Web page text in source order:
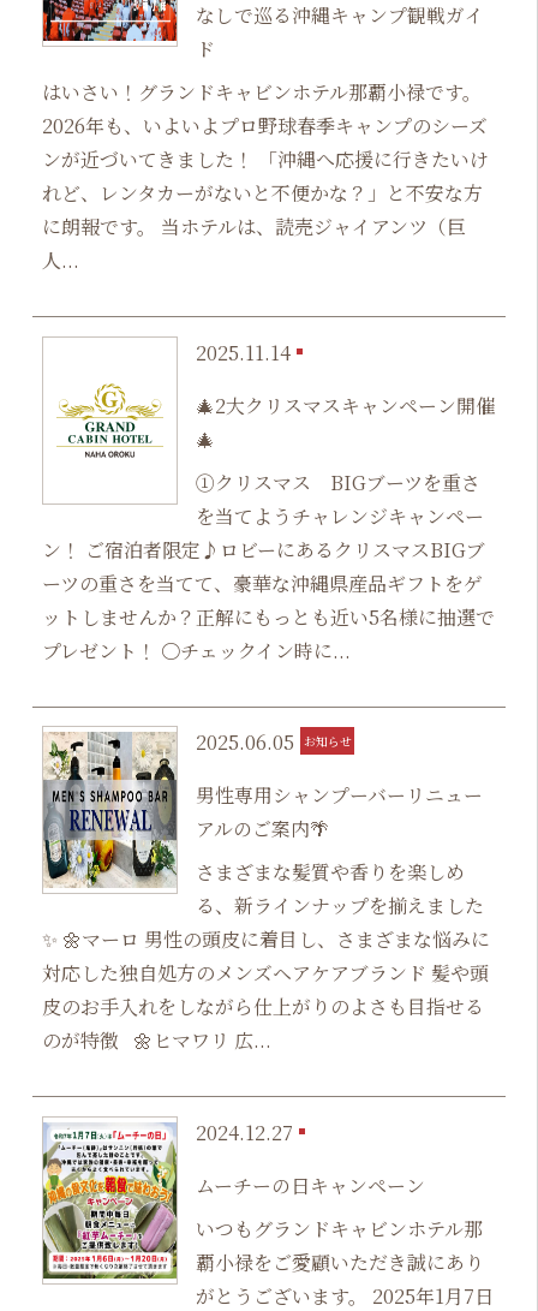
なしで巡る沖縄キャンプ観戦ガイ
ド
はいさい！グランドキャビンホテル那覇小禄です。
2026年も、いよいよプロ野球春季キャンプのシーズ
ンが近づいてきました！ 「沖縄へ応援に行きたいけ
れど、レンタカーがないと不便かな？」と不安な方
に朗報です。 当ホテルは、読売ジャイアンツ（巨
人...
2025.11.14
🎄2大クリスマスキャンペーン開催
🎄
①クリスマス BIGブーツを重さ
を当てようチャレンジキャンペー
ン！ ご宿泊者限定♪ロビーにあるクリスマスBIGブ
ーツの重さを当てて、豪華な沖縄県産品ギフトをゲ
ットしませんか？​正解にもっとも近い5名様に抽選で
プレゼント！ 〇チェックイン時に...
2025.06.05 お知らせ
男性専用シャンプーバーリニュー
アルのご案内🌴
さまざまな髪質や香りを楽しめ
る、新ラインナップを揃えました
✨ 🌼マーロ 男性の頭皮に着目し、さまざまな悩みに
対応した独自処方のメンズヘアケアブランド 髪や頭
皮のお手入れをしながら仕上がりのよさも目指せる
のが特徴 🌼ヒマワリ 広...
2024.12.27
ムーチーの日キャンペーン
いつもグランドキャビンホテル那
覇小禄をご愛顧いただき誠にあり
がとうございます。 2025年1月7日